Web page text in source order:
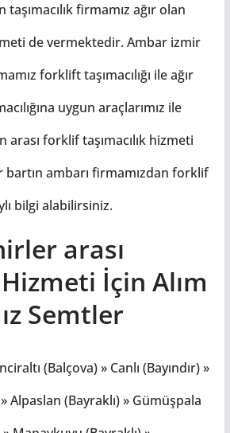
firmamız ağır olan
de vermektedir. Ambar izmir
forklift taşımacılığı ile ağır
uygun araçlarımız ile
arası forklif taşımacılık hizmeti
ambarı firmamızdan forklif
bilgi alabilirsiniz.
arası
İçin Alım
Semtler
(Balçova) » Canlı (Bayındır) »
» Alpaslan (Bayraklı) » Gümüşpala